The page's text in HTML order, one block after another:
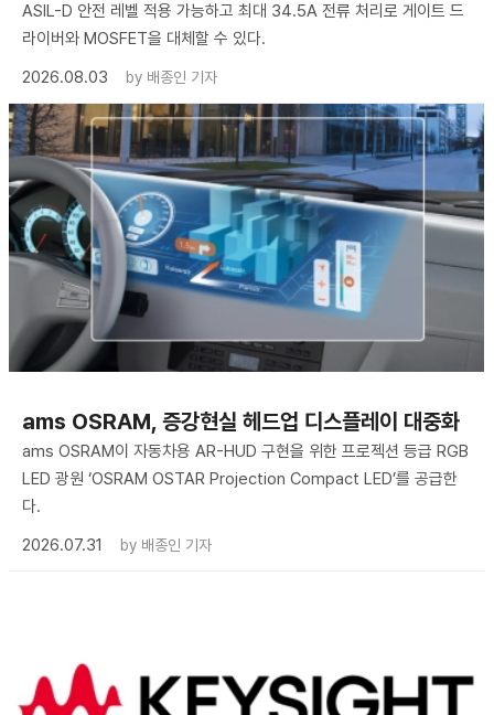
ASIL-D 안전 레벨 적용 가능하고 최대 34.5A 전류 처리로 게이트 드
라이버와 MOSFET을 대체할 수 있다.
2026.08.03
by 배종인 기자
ams OSRAM, 증강현실 헤드업 디스플레이 대중화
ams OSRAM이 자동차용 AR-HUD 구현을 위한 프로젝션 등급 RGB
LED 광원 ‘OSRAM OSTAR Projection Compact LED’를 공급한
다.
2026.07.31
by 배종인 기자